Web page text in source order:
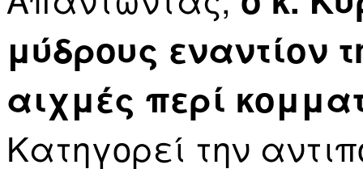
μύδρους εναντίον
αιχμές περί
Κατηγορεί την